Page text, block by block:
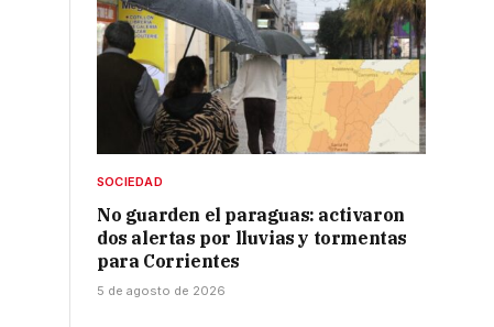
SOCIEDAD
No guarden el paraguas: activaron
dos alertas por lluvias y tormentas
para Corrientes
5 de agosto de 2026